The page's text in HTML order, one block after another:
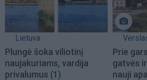
Lietuva
Plungė šoka viliotinį
naujakuriams, vardija
privalumus (1)
Prie
gatvės
nauji